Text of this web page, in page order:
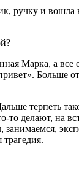
ручку и вошла
Марка, а все
Больше
терпеть
то делают, на
занимаемся,